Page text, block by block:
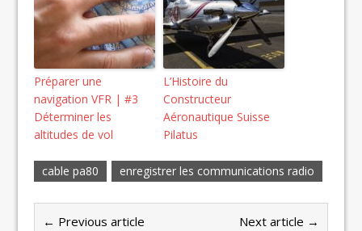
Préparer une
navigation VFR | #3
Déterminer les
altitudes de vol
L’Histoire du
Constructeur
Aéronautique Suisse
Pilatus
cable pa80 enregistrer les communications radio
← Previous article Next article →